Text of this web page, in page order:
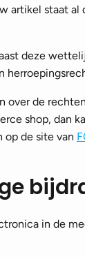
artikel staat al
deze
over de
shop, dan
op de site van
in de